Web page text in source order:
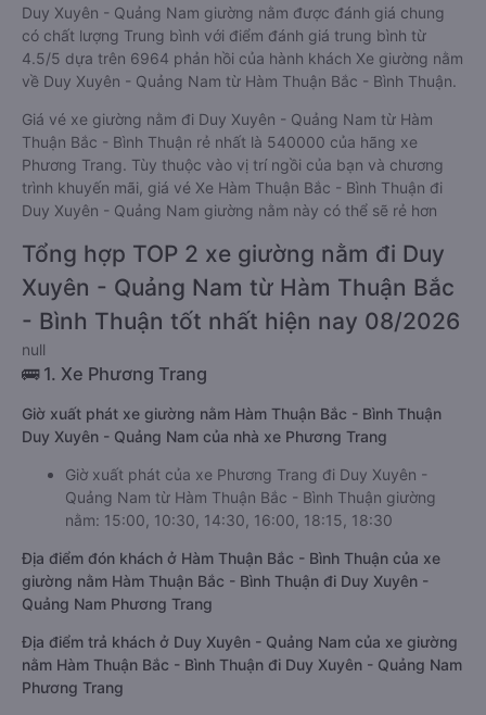
Duy Xuyên - Quảng Nam giường nằm được đánh giá chung
có chất lượng Trung bình với điểm đánh giá trung bình từ
4.5/5 dựa trên 6964 phản hồi của hành khách Xe giường nằm
về Duy Xuyên - Quảng Nam từ Hàm Thuận Bắc - Bình Thuận.
Giá vé xe giường nằm đi Duy Xuyên - Quảng Nam từ Hàm
Thuận Bắc - Bình Thuận rẻ nhất là 540000 của hãng xe
Phương Trang. Tùy thuộc vào vị trí ngồi của bạn và chương
trình khuyến mãi, giá vé Xe Hàm Thuận Bắc - Bình Thuận đi
Duy Xuyên - Quảng Nam giường nằm này có thể sẽ rẻ hơn
Tổng hợp TOP 2 xe giường nằm đi Duy
Xuyên - Quảng Nam từ Hàm Thuận Bắc
- Bình Thuận tốt nhất hiện nay 08/2026
null
🚌 1. Xe Phương Trang
Giờ xuất phát xe giường nằm Hàm Thuận Bắc - Bình Thuận
Duy Xuyên - Quảng Nam của nhà xe Phương Trang
Giờ xuất phát của xe Phương Trang đi Duy Xuyên -
Quảng Nam từ Hàm Thuận Bắc - Bình Thuận giường
nằm: 15:00, 10:30, 14:30, 16:00, 18:15, 18:30
Địa điểm đón khách ở Hàm Thuận Bắc - Bình Thuận của xe
giường nằm Hàm Thuận Bắc - Bình Thuận đi Duy Xuyên -
Quảng Nam Phương Trang
Địa điểm trả khách ở Duy Xuyên - Quảng Nam của xe giường
nằm Hàm Thuận Bắc - Bình Thuận đi Duy Xuyên - Quảng Nam
Phương Trang